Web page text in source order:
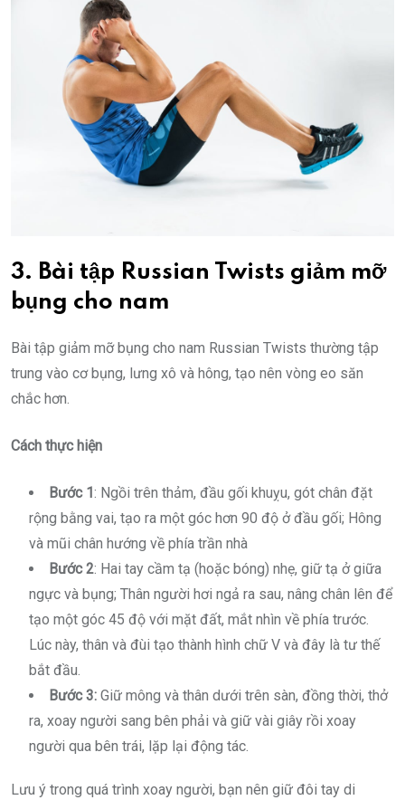
3. Bài tập Russian Twists giảm mỡ
bụng cho nam
Bài tập giảm mỡ bụng cho nam Russian Twists thường tập
trung vào cơ bụng, lưng xô và hông, tạo nên vòng eo săn
chắc hơn.
Cách thực hiện
Bước 1: Ngồi trên thảm, đầu gối khuỵu, gót chân đặt
rộng bằng vai, tạo ra một góc hơn 90 độ ở đầu gối; Hông
và mũi chân hướng về phía trần nhà
Bước 2: Hai tay cầm tạ (hoặc bóng) nhẹ, giữ tạ ở giữa
ngực và bụng; Thân người hơi ngả ra sau, nâng chân lên để
tạo một góc 45 độ với mặt đất, mắt nhìn về phía trước.
Lúc này, thân và đùi tạo thành hình chữ V và đây là tư thế
bắt đầu.
Bước 3: Giữ mông và thân dưới trên sàn, đồng thời, thở
ra, xoay người sang bên phải và giữ vài giây rồi xoay
người qua bên trái, lặp lại động tác.
Lưu ý trong quá trình xoay người, bạn nên giữ đôi tay di